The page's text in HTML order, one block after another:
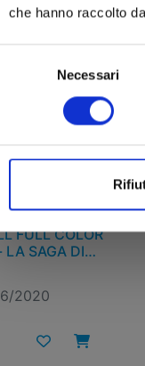
che hanno raccolto
Necessari
FULL COLOR
LA SAGA DI
2020